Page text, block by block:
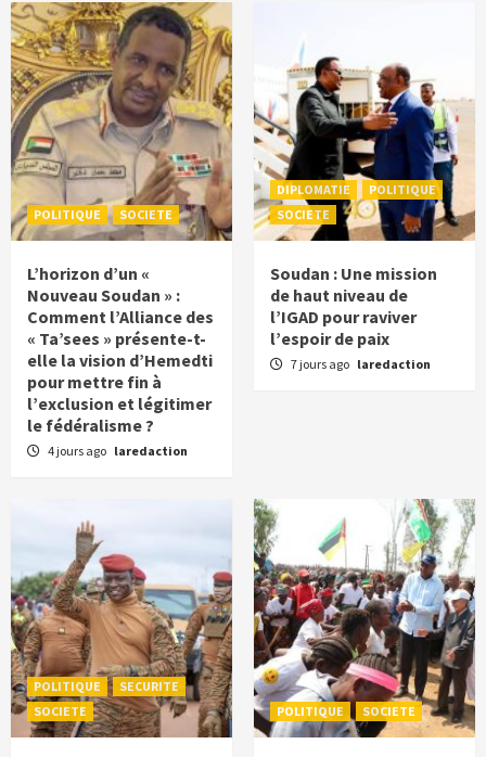
POLITIQUE SOCIETE
L’horizon d’un «
Nouveau Soudan » :
Comment l’Alliance des
« Ta’sees » présente-t-
elle la vision d’Hemedti
pour mettre fin à
l’exclusion et légitimer
le fédéralisme ?
4 jours ago laredaction
DIPLOMATIE
POLITIQUE
SOCIETE
Soudan : Une mission
de haut niveau de
l’IGAD pour raviver
l’espoir de paix
7 jours ago laredaction
POLITIQUE
SECURITE
SOCIETE
POLITIQUE SOCIETE